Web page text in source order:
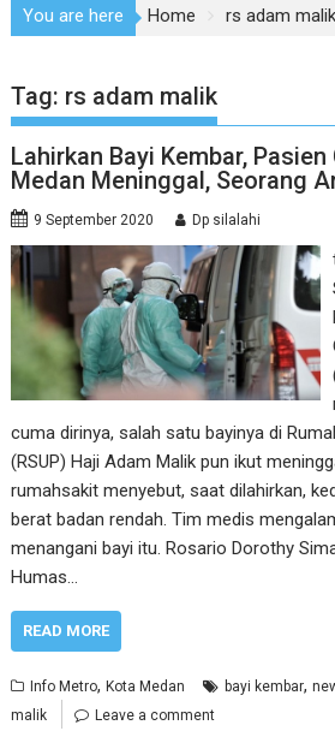
You are here Home rs adam malik
Tag: rs adam malik
Lahirkan Bayi Kembar,
Medan Meninggal, Seorang
9 September 2020 Dp silalahi
cuma dirinya, salah satu bayinya di
(RSUP) Haji Adam Malik pun ikut
rumahsakit menyebut, saat dilahirkan,
berat badan rendah. Tim medis
menangani bayi itu. Rosario Dorothy
Humas…
READ MORE
Info Metro,Kota Medan bayi kembar,
malik
Leave a comment